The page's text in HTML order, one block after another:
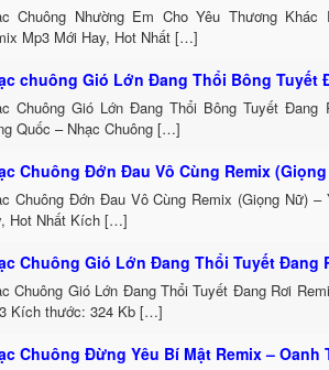
Chuông Nhường Em Cho Yêu Thương
Mp3 Mới Hay, Hot Nhất […]
chuông Gió Lớn Đang Thổi Bông Tuyết
Chuông Gió Lớn Đang Thổi Bông Tuyết
Quốc – Nhạc Chuông […]
Chuông Đớn Đau Vô Cùng Remix
Chuông Đớn Đau Vô Cùng Remix (Giọng Nữ)
Hot Nhất Kích […]
Chuông Gió Lớn Đang Thổi Tuyết Đang
Chuông Gió Lớn Đang Thổi Tuyết Đang Rơi
Kích thước: 324 Kb […]
Chuông Đừng Yêu Bí Mật Remix – Oanh